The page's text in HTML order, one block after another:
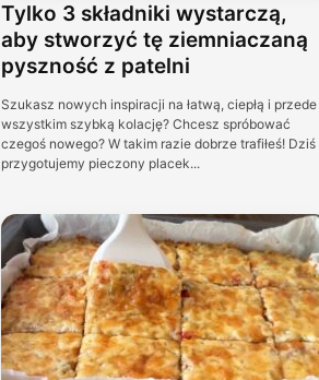
Tylko 3 składniki wystarczą,
aby stworzyć tę ziemniaczaną
pyszność z patelni
Szukasz nowych inspiracji na łatwą, ciepłą i przede
wszystkim szybką kolację? Chcesz spróbować
czegoś nowego? W takim razie dobrze trafiłeś! Dziś
przygotujemy pieczony placek...